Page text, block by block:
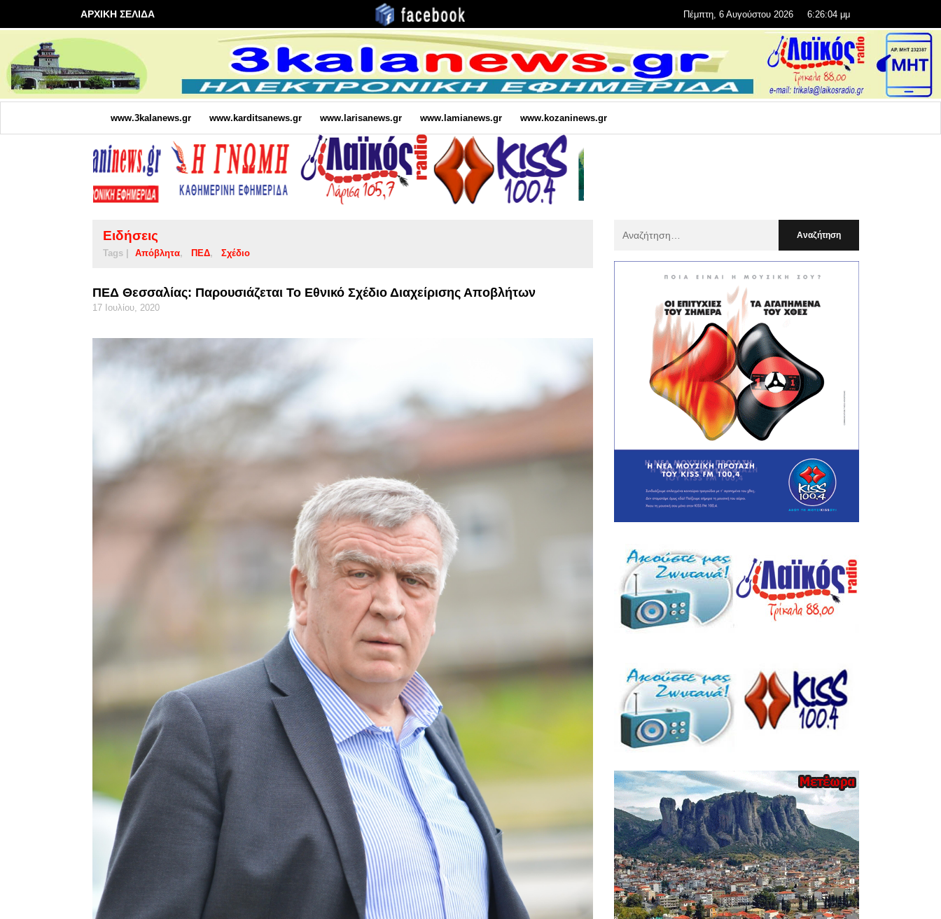
ΑΡΧΙΚΗ ΣΕΛΙΔΑ Πέμπτη, 6 Αυγούστου 2026 6:26:06 μμ
www.3kalanews.gr www.karditsanews.gr www.larisanews.gr www.lamianews.gr www.kozaninews.gr
Ειδήσεις
Tags | Απόβλητα ΠΕΔ Σχέδιο
ΠΕΔ Θεσσαλίας: Παρουσιάζεται Το Εθνικό Σχέδιο Διαχείρισης Αποβλήτων
17 Ιουλίου, 2020
: